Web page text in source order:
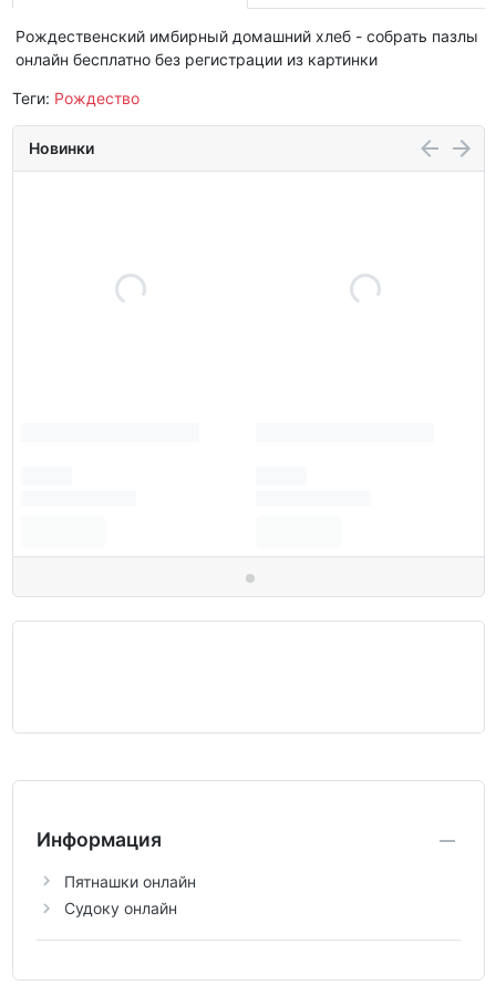
Рождественский имбирный домашний хлеб - собрать пазлы
онлайн бесплатно без регистрации из картинки
Теги: Рождество
Новинки
Информация
Пятнашки онлайн
Судоку онлайн